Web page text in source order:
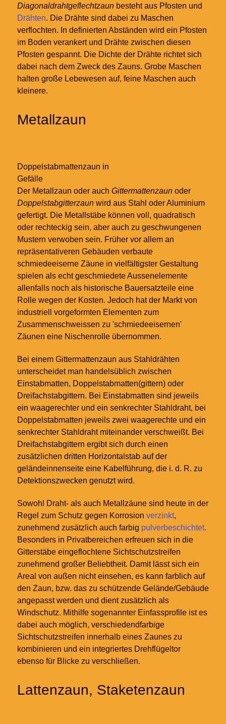
Diagonaldrahtgeflechtzaun besteht aus Pfosten und
Drähten. Die Drähte sind dabei zu Maschen
verflochten. In definierten Abständen wird ein Pfosten
im Boden verankert und Drähte zwischen diesen
Pfosten gespannt. Die Dichte der Drähte richtet sich
dabei nach dem Zweck des Zauns. Grobe Maschen
halten große Lebewesen auf, feine Maschen auch
kleinere.
Metallzaun
Doppelstabmattenzaun in
Gefälle
Der Metallzaun oder auch Gittermattenzaun oder
Doppelstabgitterzaun wird aus Stahl oder Aluminium
gefertigt. Die Metallstäbe können voll, quadratisch
oder rechteckig sein, aber auch zu geschwungenen
Mustern verwoben sein. Früher vor allem an
repräsentativeren Gebäuden verbaute
schmiedeeiserne Zäune in vielfältigster Gestaltung
spielen als echt geschmiedete Aussenelemente
allenfalls noch als historische Bauersatzteile eine
Rolle wegen der Kosten. Jedoch hat der Markt von
industriell vorgeformten Elementen zum
Zusammenschweissen zu 'schmiedeeisernen'
Zäunen eine Nischenrolle übernommen.
Bei einem Gittermattenzaun aus Stahldrähten
unterscheidet man handelsüblich zwischen
Einstabmatten, Doppelstabmatten(gittern) oder
Dreifachstabgittern. Bei Einstabmatten sind jeweils
ein waagerechter und ein senkrechter Stahldraht, bei
Doppelstabmatten jeweils zwei waagerechte und ein
senkrechter Stahldraht miteinander verschweißt. Bei
Dreifachstabgittern ergibt sich durch einen
zusätzlichen dritten Horizontalstab auf der
geländeinnenseite eine Kabelführung, die i. d. R. zu
Detektionszwecken genutzt wird.
Sowohl Draht- als auch Metallzäune sind heute in der
Regel zum Schutz gegen Korrosion verzinkt,
zunehmend zusätzlich auch farbig pulverbeschichtet.
Besonders in Privatbereichen erfreuen sich in die
Gitterstäbe eingeflochtene Sichtschutzstreifen
zunehmend großer Beliebtheit. Damit lässt sich ein
Areal von außen nicht einsehen, es kann farblich auf
den Zaun, bzw. das zu schützende Gelände/Gebäude
angepasst werden und dient zusätzlich als
Windschutz. Mithilfe sogenannter Einfassprofile ist es
dabei auch möglich, verschiedendfarbige
Sichtschutzstreifen innerhalb eines Zaunes zu
kombinieren und ein integriertes Drehflügeltor
ebenso für Blicke zu verschließen.
Lattenzaun, Staketenzaun